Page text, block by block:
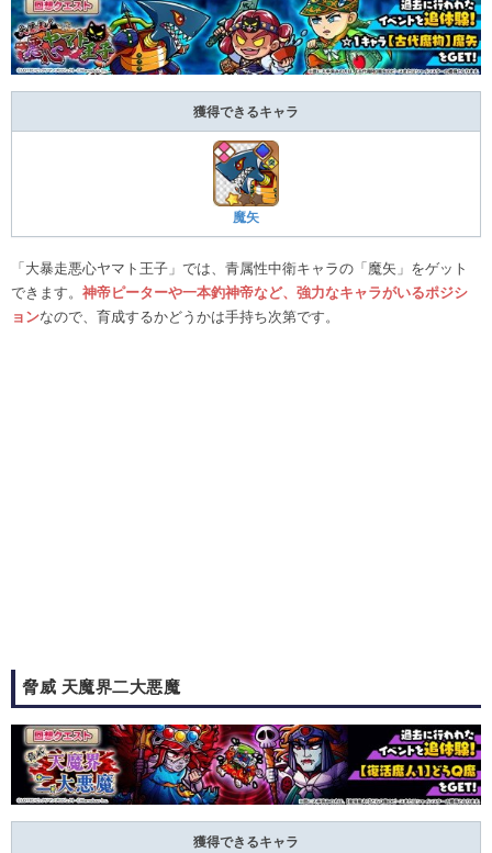
獲得できるキャラ
魔矢
「大暴走悪心ヤマト王子」では、青属性中衛キャラの「魔矢」をゲット
できます。 神帝ピーターや一本釣神帝など、強力なキャラがいるポジシ
ョンなので、育成するかどうかは手持ち次第です。
脅威 天魔界二大悪魔
獲得できるキャラ